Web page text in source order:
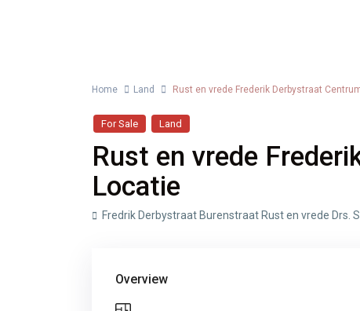
Bedrooms
Home Land Rust en vrede Frederik Derbystraat
For Sale Land
Rust en vrede
Locatie
Fredrik Derbystraat Burenstraat Rust en vrede Drs.
Overview